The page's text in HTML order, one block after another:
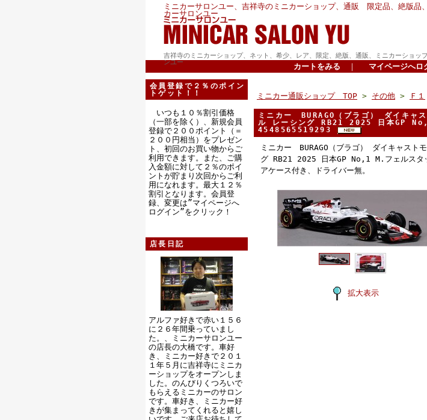
ミニカーサロンユー、吉祥寺のミニカーショップ、通販 限定品、絶版品
カーサロンユー
吉祥寺のミニカーショップ、ネット、希少、レア、限定、絶版、通販、ミニカーショッ
ンユー
カートをみる ｜ マイページへロ
会員登録で２％のポイン
トゲット！！
いつも１０％割引価格
（一部を除く）、新規会員
登録で２００ポイント（＝
２００円相当）をプレゼン
ト、初回のお買い物からご
利用できます。また、ご購
入金額に対して２％のポイ
ントが貯まり次回からご利
用になれます。最大１２％
割引となります。会員登
録、変更は”マイページへ
ログイン”をクリック！
店長日記
アルファ好きで赤い１５６
に２６年間乗っていまし
た。、ミニカーサロンユー
の店長の大橋です。車好
き、ミニカー好きで２０１
１年５月に吉祥寺にミニカ
ーショップをオープンしま
した。のんびりくつろいで
もらえるミニカーのサロン
です。車好き、ミニカー好
きが集まってくれると嬉し
ミニカー通販ショップ TOP > その他 > Ｆ１
ミニカー BURAGO（ブラゴ） ダイキ
ル レーシング RB21 2025 日本GP
4548565519293
ミニカー BURAGO（ブラゴ） ダイキャス
グ RB21 2025 日本GP No,1 M.フェルス
アケース付き、ドライバー無。
拡大表示